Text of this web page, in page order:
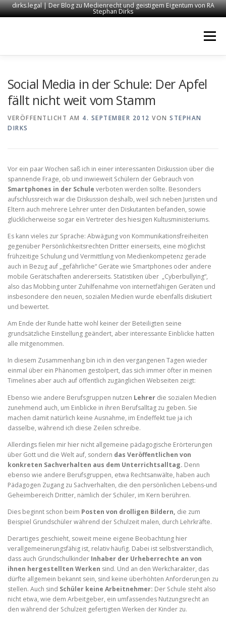
dirks.legal | Der Blog zu Medienrecht und geistigem Eigentum von RA
Stephan Dirks
Menü
Social Media in der Schule: Der Apfel
fällt nicht weit vom Stamm
VERÖFFENTLICHT AM 4. SEPTEMBER 2012 VON STEPHAN
DIRKS
Vor ein paar Wochen saß ich in einer interessanten Diskussion über die
spannende Frage, ob und inwieweit Schülern der Gebrauch von
Smartphones in der Schule verboten werden sollte. Besonders
aufschlussreich war die Diskussion deshalb, weil sich neben Juristen und
Eltern auch mehrere Lehrer unter den Diskutanten befanden, sowie
glücklicherweise sogar ein Vertreter des hiesigen Kultusministeriums.
Es kann vieles zur Sprache: Abwägung von Kommunikationsfreiheiten
gegenüber Persönlichkeitsrechten Dritter einerseits, eine möglichst
frühzeitige Schulung und Vermittlung von Medienkompetenz gerade
auch in Bezug auf „gefährliche“ Geräte wie Smartphones oder andere
mobile Gerätschaften andererseits. Statistiken über „Cyberbullying“,
also das Mobbing unter Zuhilfenahme von internetfähigen Geräten und
insbesondere den neuen, sozialen Medien wurde ebenfalls diskutiert
und bewertet.
Am Ende der Runde hatte wohl keiner der Beteiligten seine
grundsätzliche Einstellung geändert, aber interessante Einblicke hatten
alle mitgenommen.
In diesem Zusammenhang bin ich in den vergangenen Tagen wieder
einmal über ein Phänomen gestolpert, das sich immer öfter in meinen
Timelines aber auch auf öffentlich zugänglichen Webseiten zeigt:
Ebenso wie andere Berufsgruppen nutzen Lehrer die sozialen Medien
zunehmend auch, um Einblicke in ihren Berufsalltag zu geben. Sie
machen damit natürlich keine Ausnahme, im Endeffekt tue ja ich
dasselbe, während ich diese Zeilen schreibe.
Allerdings fielen mir hier nicht allgemeine pädagogische Erörterungen
über Gott und die Welt auf, sondern das Veröffentlichen von
konkreten Sachverhalten aus dem Unterrichtsalltag. Denn
ebenso wie andere Berufsgruppen, etwa Rechtsanwälte, haben auch
Pädagogen Zugang zu Sachverhalten, die den persönlichen Lebens-und
Geheimbereich Dritter, nämlich der Schüler, im Kern berühren.
Dies beginnt schon beim Posten von drolligen Bildern, die zum
Beispiel Grundschüler während der Schulzeit malen, durch Lehrkräfte.
Derartiges geschieht, soweit meine eigene Beobachtung hier
verallgemeinerungsfähig ist, relativ häufig. Dabei ist selbstverständlich,
dass auch Grundschulkinder Inhaber der Urheberrechte an von
ihnen hergestellten Werken sind. Und an den Werkcharakter, das
dürfte allgemein bekannt sein, sind keine überhöhten Anforderungen zu
stellen. Auch sind Schüler keine Arbeitnehmer: Der Schule steht also
nicht etwa, wie dem Arbeitgeber, ein umfassendes Nutzungsrecht an
den während der Schulzeit gefertigten Werken der Kinder zu.